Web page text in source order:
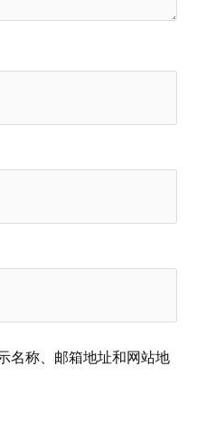
名称、邮箱地址和网站地